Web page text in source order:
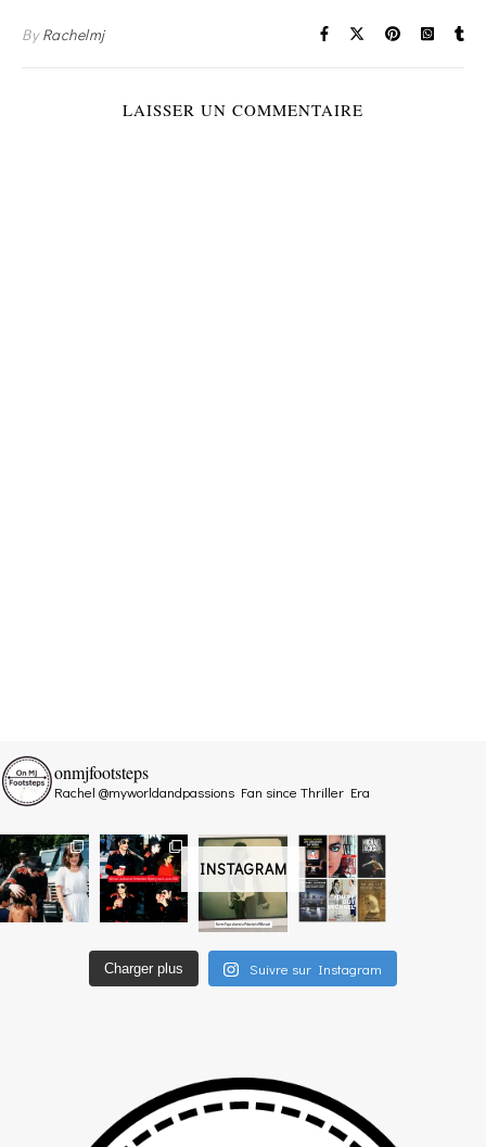
ByRachelmj
LAISSER UN COMMENTAIRE
INSTAGRAM
onmjfootsteps
Rachel @myworldandpassions Fan since Thriller Era
Charger plus Suivre sur Instagram